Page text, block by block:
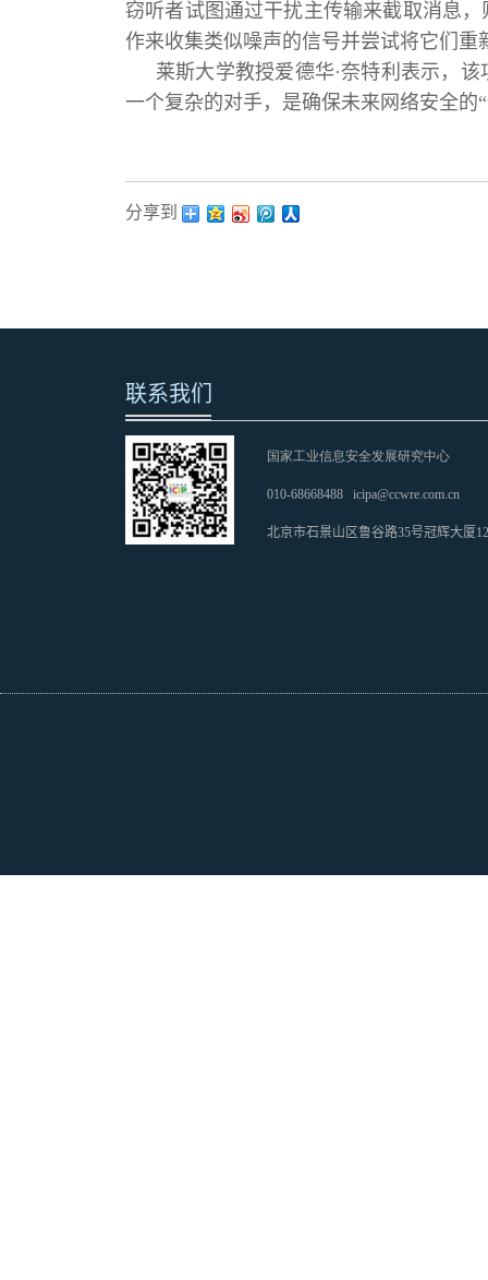
窃听者试图通过干扰主传输来截取消息
作来收集类似噪声的信号并尝试将它们
莱斯大学教授爱德华·奈特利表示，
一个复杂的对手，是确保未来网络安全的
分享到：
联系我们
国家工业信息安全发展研究中心
010-68668488 icipa@ccwre.com.cn
北京市石景山区鲁谷路35号冠辉大厦